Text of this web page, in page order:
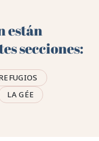
están
secciones:
LA GÉE